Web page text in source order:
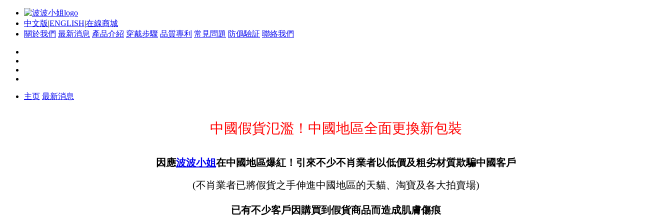
中文版|ENGLISH|在線商城
關於我們 最新消息 產品介紹 穿戴步驟 品質專利 常見問題 防僞驗証 聯絡我們
主页 最新消息
中國假貨氾濫！中國地區全面更換新包裝
因應波波小姐在中國地區爆紅！引來不少不肖業者以低價及粗劣材質欺騙中國客戶
(不肖業者已將假貨之手伸進中國地區的天貓、淘寶及各大拍賣場)
已有不少客戶因購買到假貨商品而造成肌膚傷痕